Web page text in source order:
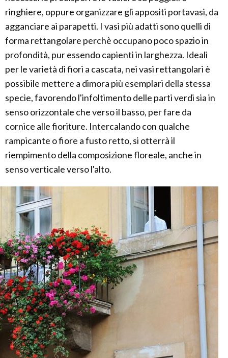
ringhiere, oppure organizzare gli appositi portavasi, da
agganciare ai parapetti. I vasi più adatti sono quelli di
forma rettangolare perchè occupano poco spazio in
profondità, pur essendo capienti in larghezza. Ideali
per le varietà di fiori a cascata, nei vasi rettangolari è
possibile mettere a dimora più esemplari della stessa
specie, favorendo l'infoltimento delle parti verdi sia in
senso orizzontale che verso il basso, per fare da
cornice alle fioriture. Intercalando con qualche
rampicante o fiore a fusto retto, si otterrà il
riempimento della composizione floreale, anche in
senso verticale verso l'alto.